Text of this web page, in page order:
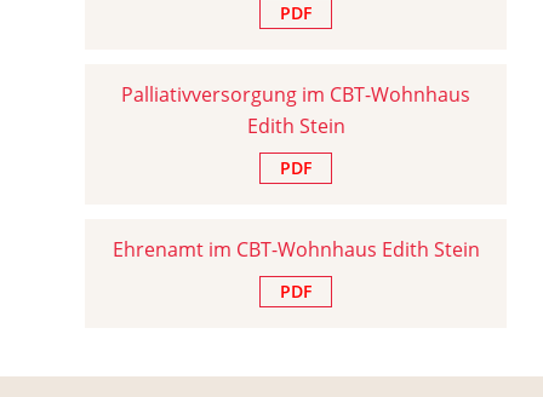
PDF
Palliativversorgung im CBT-Wohnhaus
Edith Stein
PDF
Ehrenamt im CBT-Wohnhaus Edith Stein
PDF